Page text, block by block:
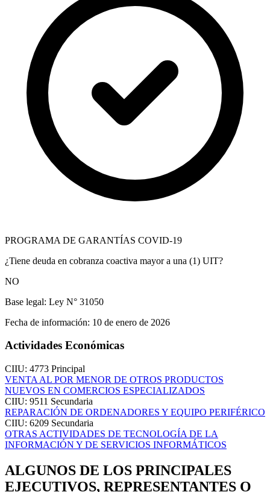
PROGRAMA DE GARANTÍAS COVID-19
¿Tiene deuda en cobranza coactiva mayor a una (1) UIT?
NO
Base legal: Ley N° 31050
Fecha de información: 10 de enero de 2026
Actividades Económicas
CIIU: 4773 Principal
VENTA AL POR MENOR DE OTROS PRODUCTOS
NUEVOS EN COMERCIOS ESPECIALIZADOS
CIIU: 9511 Secundaria
REPARACIÓN DE ORDENADORES Y EQUIPO PERIFÉRICO
CIIU: 6209 Secundaria
OTRAS ACTIVIDADES DE TECNOLOGÍA DE LA
INFORMACIÓN Y DE SERVICIOS INFORMÁTICOS
ALGUNOS DE LOS PRINCIPALES
EJECUTIVOS, REPRESENTANTES O